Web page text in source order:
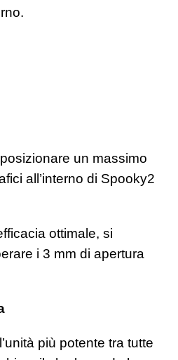
un massimo
all’interno di Spooky2
ottimale, si
i 3 mm di apertura
più potente tra tutte